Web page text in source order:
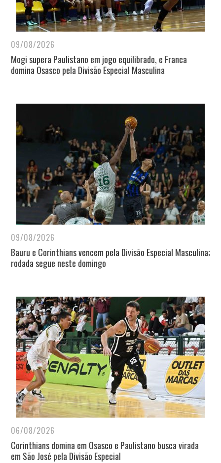
09/08/2026
Mogi supera Paulistano em jogo equilibrado, e Franca
domina Osasco pela Divisão Especial Masculina
09/08/2026
Bauru e Corinthians vencem pela Divisão Especial Masculina;
rodada segue neste domingo
06/08/2026
Corinthians domina em Osasco e Paulistano busca virada
em São José pela Divisão Especial